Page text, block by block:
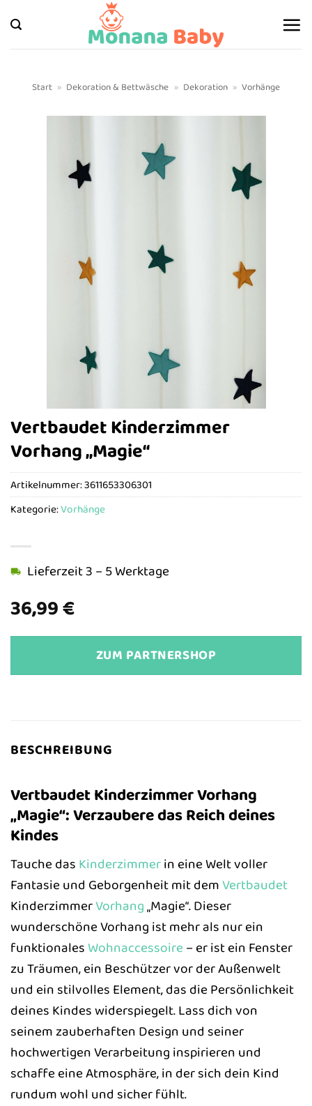
Inhalt
springen
Start » Dekoration & Bettwäsche » Dekoration » Vorhänge
Vertbaudet Kinderzimmer
Vorhang „Magie“
36,99€
Lieferzeit 3 – 5 Werktage
ZUM PARTNERSHOP
Artikelnummer:3611653306301
Kategorie:Vorhänge
BESCHREIBUNG
Vertbaudet Kinderzimmer Vorhang
„Magie“: Verzaubere das Reich deines
Kindes
Tauche das Kinderzimmerin eine Welt voller
Fantasie und Geborgenheit mit demVertbaudet
KinderzimmerVorhang„Magie“. Dieser
wunderschöne Vorhang ist mehr als nur ein
funktionales Wohnaccessoire – er ist ein Fenster
zu Träumen, ein Beschützer vor der Außenwelt
und ein stilvolles Element, das die Persönlichkeit
deines Kindes widerspiegelt. Lass dich von
seinem zauberhaften Design und seiner
hochwertigen Verarbeitung inspirieren und
schaffe eine Atmosphäre, in der sich dein Kind
rundum wohl und sicher fühlt.